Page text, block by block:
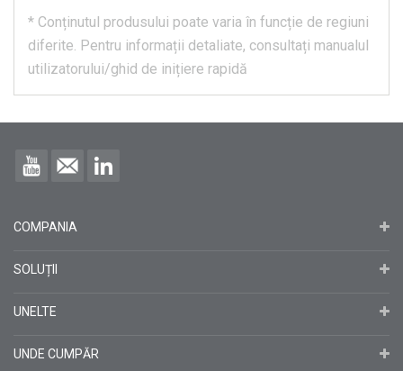
* Conținutul produsului poate varia în funcție de regiuni
diferite. Pentru informații detaliate, consultați manualul
utilizatorului/ghid de inițiere rapidă
COMPANIA
SOLUȚII
UNELTE
UNDE CUMPĂR